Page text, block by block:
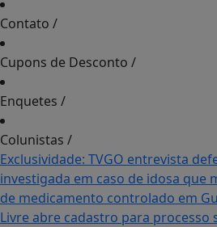
Contato /
Cupons de Desconto /
Enquetes /
Colunistas /
Exclusividade: TVGO entrevista
investigada em caso de idosa que
de medicamento controlado em
Livre abre cadastro para processo